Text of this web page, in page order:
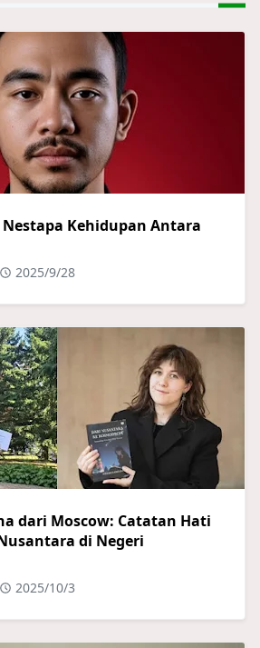
Nestapa Kehidupan Antara
2025/9/28
dari Moscow: Catatan Hati
di Negeri
2025/10/3